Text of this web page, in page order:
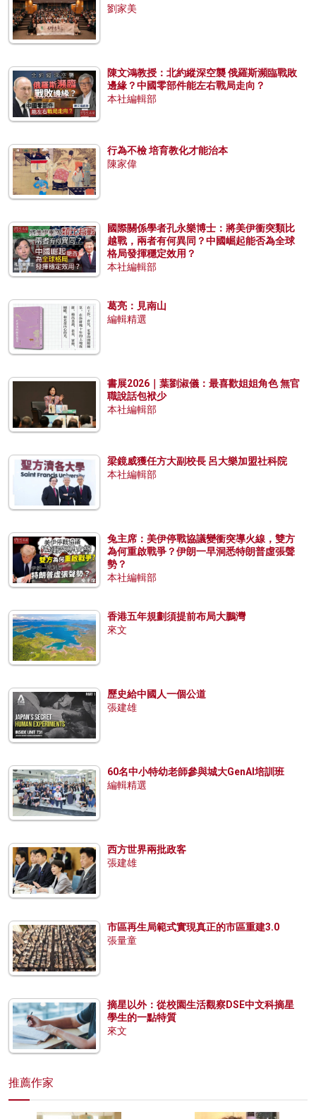
劉家美
陳文鴻教授：北約縱深空襲 俄羅斯瀕臨戰敗
邊緣？中國零部件能左右戰局走向？
本社編輯部
行為不檢 培育教化才能治本
陳家偉
國際關係學者孔永樂博士：將美伊衝突類比
越戰，兩者有何異同？中國崛起能否為全球
格局發揮穩定效用？
本社編輯部
葛亮：見南山
編輯精選
書展2026｜葉劉淑儀：最喜歡姐姐角色 無官
職說話包袱少
本社編輯部
梁鏡威獲任方大副校長 呂大樂加盟社科院
本社編輯部
兔主席：美伊停戰協議變衝突導火線，雙方
為何重啟戰爭？伊朗一早洞悉特朗普虛張聲
勢？
本社編輯部
香港五年規劃須提前布局大鵬灣
來文
歷史給中國人一個公道
張建雄
60名中小特幼老師參與城大GenAI培訓班
編輯精選
西方世界兩批政客
張建雄
市區再生局範式實現真正的市區重建3.0
張量童
摘星以外：從校園生活觀察DSE中文科摘星
學生的一點特質
來文
推薦作家